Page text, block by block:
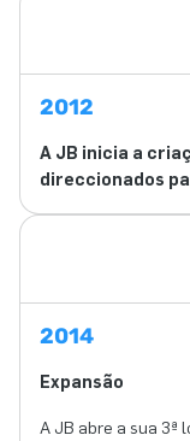
2012
A JB inicia a
direccionados
2014
Expansão
A JB abre a sua 3ª